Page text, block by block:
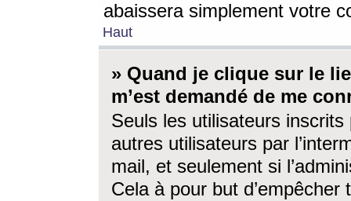
abaissera simplement votre
Haut
» Quand je clique sur le
m’est demandé de me
Seuls les utilisateurs
autres utilisateurs par
mail, et seulement si
Cela à pour but